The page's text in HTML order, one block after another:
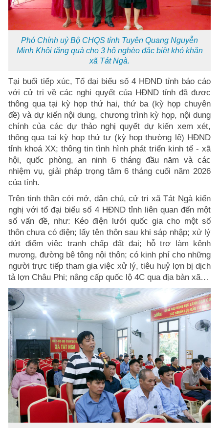
Phó Chính uỷ Bộ CHQS tỉnh Tuyên Quang Nguyễn
Minh Khôi tặng quà cho 3 hộ nghèo đặc biệt khó khăn
xã Tát Ngà.
Tại buổi tiếp xúc, Tổ đại biểu số 4 HĐND tỉnh báo cáo
với cử tri về các nghị quyết của HĐND tỉnh đã được
thông qua tại kỳ họp thứ hai, thứ ba (kỳ họp chuyên
đề) và dự kiến nội dung, chương trình kỳ họp, nội dung
chính của các dự thảo nghị quyết dự kiến xem xét,
thông qua tại kỳ họp thứ tư (kỳ họp thường lệ) HĐND
tỉnh khoá XX; thông tin tình hình phát triển kinh tế - xã
hội, quốc phòng, an ninh 6 tháng đầu năm và các
nhiệm vụ, giải pháp trọng tâm 6 tháng cuối năm 2026
của tỉnh.
Trên tinh thần cởi mở, dân chủ, cử tri xã Tát Ngà kiến
nghị với tổ đại biểu số 4 HĐND tỉnh liên quan đến một
số vấn đề, như: Kéo điện lưới quốc gia cho một số
thôn chưa có điện; lấy tên thôn sau khi sáp nhập; xử lý
dứt điểm việc tranh chấp đất đai; hỗ trợ làm kênh
mương, đường bê tông nội thôn; có kinh phí cho những
người trực tiếp tham gia việc xử lý, tiêu huỷ lợn bị dịch
tả lợn Châu Phi; nâng cấp quốc lộ 4C qua địa bàn xã…